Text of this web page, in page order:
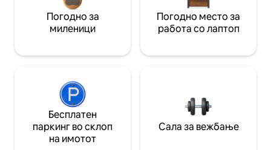
Погодно за
миленици
Погодно место за
работа со лаптоп
Бесплатен
паркинг во склоп
на имотот
Сала за вежбање